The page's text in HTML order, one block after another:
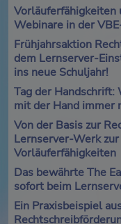
Vorläuferfähigkeiten
Webinare in der
Frühjahrsaktion
dem Lernserver-
ins neue Schuljahr!
Tag der Handschrift:
mit der Hand immer
Von der Basis zur
Lernserver-Werk
Vorläuferfähigkeiten
Das bewährte The
sofort beim
Ein Praxisbeispiel